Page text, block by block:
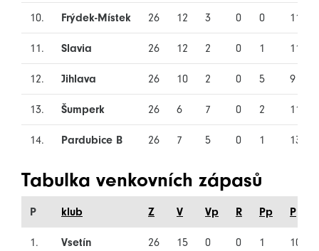
10. Frýdek-Místek 26 12 3 0 0 11
11. Slavia 26 12 2 0 1 11
12. Jihlava 26 10 2 0 5 9
13. Šumperk 26 6 7 0 2 11
14. Pardubice B 26 7 5 0 1 13
Tabulka venkovních zápasů
P klub Z V Vp R Pp P
1. Vsetín 26 15 0 0 1 10